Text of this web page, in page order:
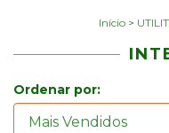
Início >
Ordenar por: